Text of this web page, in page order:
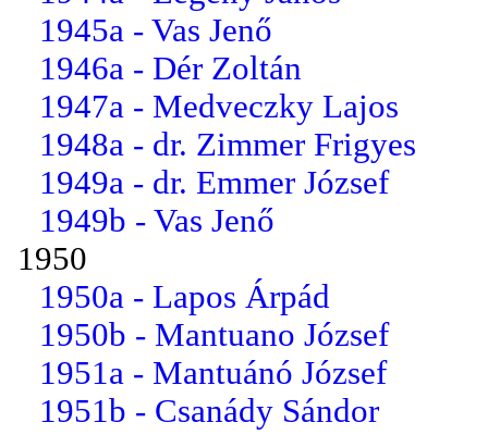
1945a - Vas Jenő
1946a - Dér Zoltán
1947a - Medveczky Lajos
1948a - dr. Zimmer Frigyes
1949a - dr. Emmer József
1949b - Vas Jenő
1950
1950a - Lapos Árpád
1950b - Mantuano József
1951a - Mantuánó József
1951b - Csanády Sándor